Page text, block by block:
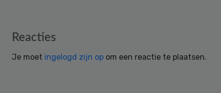
Reader
Reacties
Je moet ingelogd zijn op om een reactie te plaatsen.